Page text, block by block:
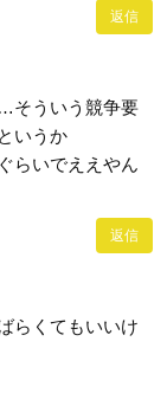
返信
そういう競争要
いうか
らいでええやん
返信
らくてもいいけ